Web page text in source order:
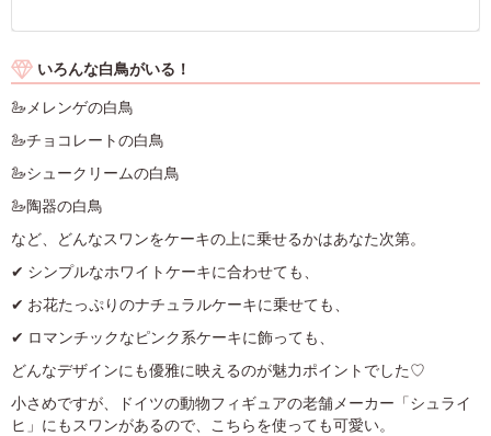
いろんな白鳥がいる！
🦢メレンゲの白鳥
🦢チョコレートの白鳥
🦢シュークリームの白鳥
🦢陶器の白鳥
など、どんなスワンをケーキの上に乗せるかはあなた次第。
✔︎ シンプルなホワイトケーキに合わせても、
✔︎ お花たっぷりのナチュラルケーキに乗せても、
✔︎ ロマンチックなピンク系ケーキに飾っても、
どんなデザインにも優雅に映えるのが魅力ポイントでした♡
小さめですが、ドイツの動物フィギュアの老舗メーカー「シュライ
ヒ」にもスワンがあるので、こちらを使っても可愛い。